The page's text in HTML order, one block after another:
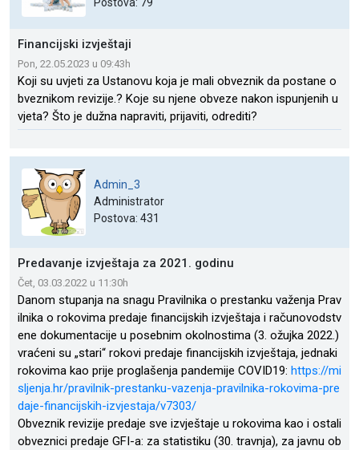
Financijski izvještaji
Pon, 22.05.2023 u 09:43h
Koji su uvjeti za Ustanovu koja je mali obveznik da postane o
bveznikom revizije.? Koje su njene obveze nakon ispunjenih u
vjeta? Što je dužna napraviti, prijaviti, odrediti?
Admin_3
Administrator
Postova: 431
Predavanje izvještaja za 2021. godinu
Čet, 03.03.2022 u 11:30h
Danom stupanja na snagu Pravilnika o prestanku važenja Prav
ilnika o rokovima predaje financijskih izvještaja i računovodstv
ene dokumentacije u posebnim okolnostima (3. ožujka 2022.)
vraćeni su „stari“ rokovi predaje financijskih izvještaja, jednaki
rokovima kao prije proglašenja pandemije COVID19: https://mi
sljenja.hr/pravilnik-prestanku-vazenja-pravilnika-rokovima-pre
daje-financijskih-izvjestaja/v7303/
Obveznik revizije predaje sve izvještaje u rokovima kao i ostali
obveznici predaje GFI-a: za statistiku (30. travnja), za javnu ob